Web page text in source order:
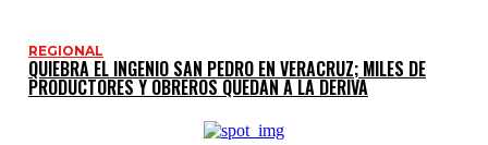
REGIONAL
QUIEBRA EL INGENIO SAN PEDRO EN VERACRUZ; MILES DE
PRODUCTORES Y OBREROS QUEDAN A LA DERIVA